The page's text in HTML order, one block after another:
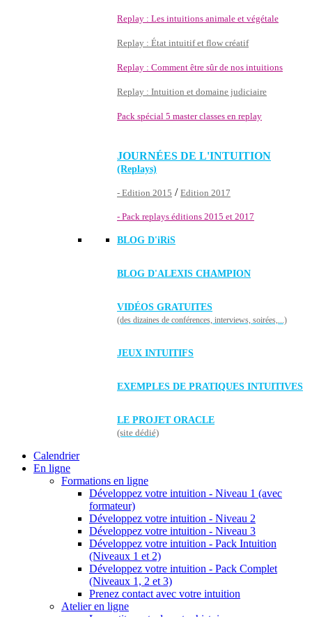
Replay : Les intuitions animale et végétale
Replay : État intuitif et flow créatif
Replay : Comment être sûr de nos intuitions
Replay : Intuition et domaine judiciaire
Pack spécial 5 master classes en replay
JOURNÉES DE L'INTUITION
(Replays)
- Edition 2015 / Edition 2017
- Pack replays éditions 2015 et 2017
BLOG D'iRiS
BLOG D'ALEXIS CHAMPION
VIDÉOS GRATUITES
(des dizaines de conférences, interviews, soirées,...)
JEUX INTUITIFS
EXEMPLES DE PRATIQUES INTUITIVES
LE PROJET ORACLE
(site dédié)
Calendrier
En ligne
Formations en ligne
Développez votre intuition - Niveau 1 (avec
formateur)
Développez votre intuition - Niveau 2
Développez votre intuition - Niveau 3
Développez votre intuition - Pack Intuition
(Niveaux 1 et 2)
Développez votre intuition - Pack Complet
(Niveaux 1, 2 et 3)
Prenez contact avec votre intuition
Atelier en ligne